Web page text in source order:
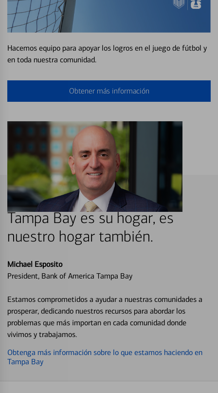
Hacemos equipo para apoyar los logros en el juego de fútbol y
en toda nuestra comunidad.
Obtener más información
Tampa Bay es su hogar, es
nuestro hogar también.
Michael Esposito
President, Bank of America Tampa Bay
Estamos comprometidos a ayudar a nuestras comunidades a
prosperar, dedicando nuestros recursos para abordar los
problemas que más importan en cada comunidad donde
vivimos y trabajamos.
Obtenga más información sobre lo que estamos haciendo en
Tampa Bay